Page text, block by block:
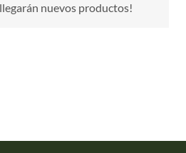
nuevos productos!